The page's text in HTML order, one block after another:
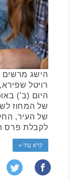
הישג מרשים
רויטל
היום (ב')
של המחוז
של העיר,
לקבלת פרס
קרא עוד »